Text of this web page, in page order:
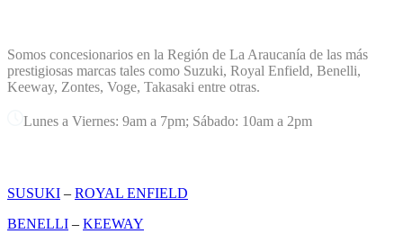
Somos concesionarios en la Región de La Araucanía de las más
prestigiosas marcas tales como Suzuki, Royal Enfield, Benelli,
Keeway, Zontes, Voge, Takasaki entre otras.
Lunes a Viernes: 9am a 7pm; Sábado: 10am a 2pm
SUSUKI – ROYAL ENFIELD
BENELLI – KEEWAY